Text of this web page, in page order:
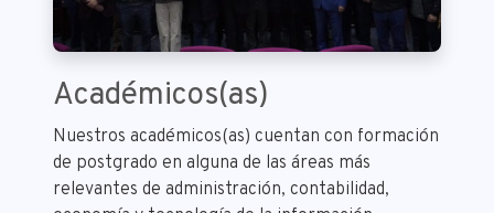
Académicos(as)
Nuestros académicos(as) cuentan con formación
de postgrado en alguna de las áreas más
relevantes de administración, contabilidad,